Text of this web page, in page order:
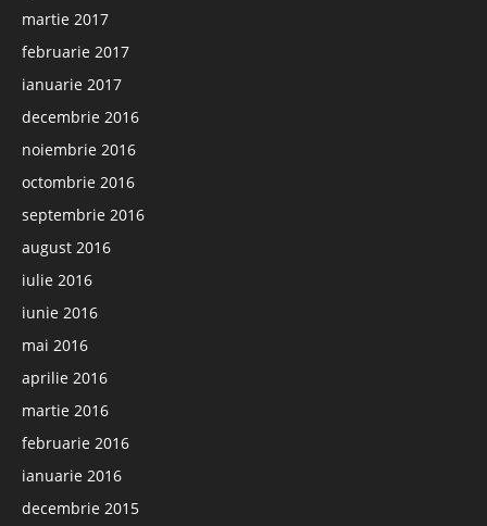
martie 2017
februarie 2017
ianuarie 2017
decembrie 2016
noiembrie 2016
octombrie 2016
septembrie 2016
august 2016
iulie 2016
iunie 2016
mai 2016
aprilie 2016
martie 2016
februarie 2016
ianuarie 2016
decembrie 2015